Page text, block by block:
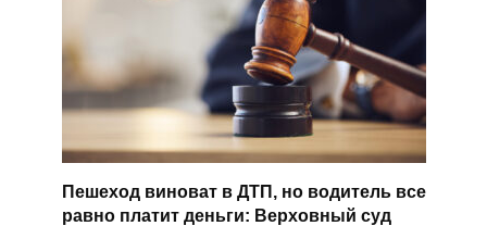
Пешеход виноват в ДТП, но водитель все
равно платит деньги: Верховный суд